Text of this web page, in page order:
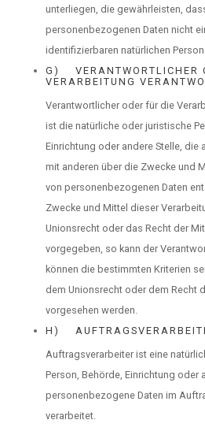
unterliegen, die gewährleisten,
personenbezogenen Daten nicht
identifizierbaren natürlichen
G) VERANTWORTLICHER
VERARBEITUNG
Verantwortlicher oder für die
ist die natürliche oder juristische
Einrichtung oder andere Stelle, die
mit anderen über die Zwecke und
von personenbezogenen Daten
Zwecke und Mittel dieser
Unionsrecht oder das Recht der
vorgegeben, so kann der
können die bestimmten Kriterien
dem Unionsrecht oder dem Recht
vorgesehen werden.
H)
Auftragsverarbeiter ist eine
Person, Behörde, Einrichtung oder
personenbezogene Daten im
verarbeitet.